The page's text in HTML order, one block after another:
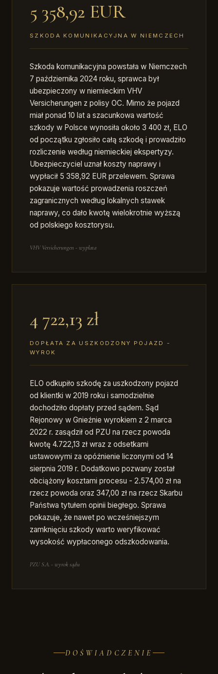
5 358,92 EUR
SZKODA KOMUNIKACYJNA W NIEMCZECH
Szkoda komunikacyjna powstała w Niemczech
7 października 2024 roku, sprawca był
ubezpieczony w niemieckim VHV
Versicherungen z polisy OC. Mimo że pojazd
miał ponad 10 lat a szacunkowa wartość
szkody w Polsce wynosiła około 3 400 zł, ELO
od początku zgłosiło całą szkodę i prowadziło
rozliczenie według niemieckiej ekspertyzy.
Ubezpieczyciel uznał koszty naprawy i
wypłacił 5 358,92 EUR przelewem. Sprawa
pokazuje wartość prowadzenia roszczeń
zagranicznych według lokalnych stawek
naprawy, co dało kwotę wielokrotnie wyższą
od polskiego kosztorysu.
VHV Versicherungen - wypłata
4 722,13 zł
DOPŁATA ZA USZKODZONY POJAZD -
WYROK
ELO odkupiło szkodę za uszkodzony pojazd
od klientki w 2019 roku i samodzielnie
dochodziło dopłaty przed sądem. Sąd
Rejonowy w Gnieźnie wyrokiem z 2 marca
2022 r. zasądził od PZU na rzecz powoda
kwotę 4.722,13 zł wraz z odsetkami
ustawowymi za opóźnienie liczonymi od 14
sierpnia 2019 r. Dodatkowo pozwany został
obciążony kosztami procesu - 2.574,00 zł na
rzecz powoda oraz 347,00 zł na rzecz Skarbu
Państwa tytułem opinii biegłego. Sprawa
pokazuje, że nawet po wcześniejszym
zamknięciu szkody warto weryfikować
wysokość wypłaconego odszkodowania.
PZU S.A. - wyrok sądu
DOŚWIADCZENIE